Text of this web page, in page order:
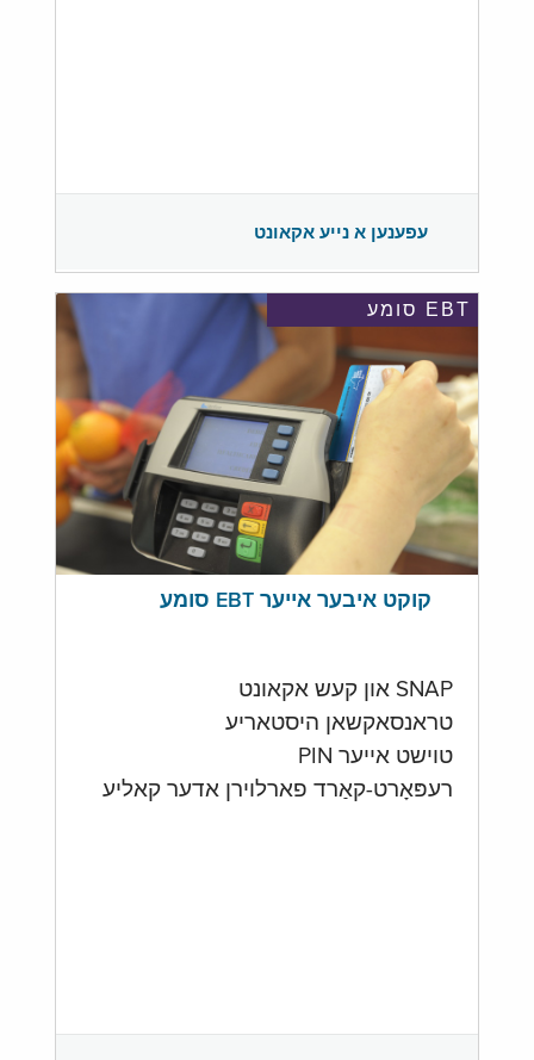
עפענען א נייע אקאונט
EBT סומע
קוקט איבער אייער EBT סומע
SNAP און קעש אקאונט
טראנסאקשאן היסטאריע
טוישט אייער PIN
רעפּאָרט-קאַרד פארלוירן אדער קאליע